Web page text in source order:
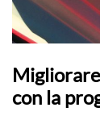
con la